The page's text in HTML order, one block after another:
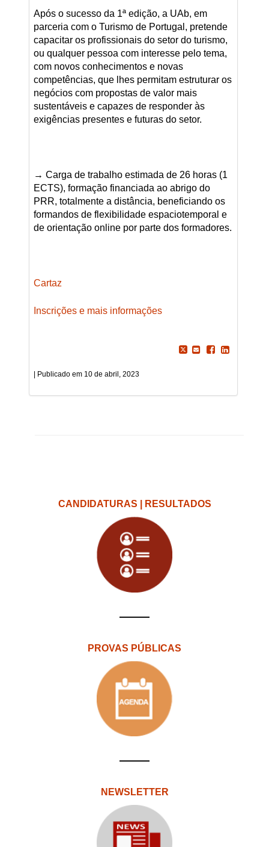
Após o sucesso da 1ª edição, a UAb, em
parceria com o Turismo de Portugal, pretende
capacitar os profissionais do setor do turismo,
ou qualquer pessoa com interesse pelo tema,
com novos conhecimentos e novas
competências, que lhes permitam estruturar os
negócios com propostas de valor mais
sustentáveis e capazes de responder às
exigências presentes e futuras do setor.
→ Carga de trabalho estimada de 26 horas (1
ECTS), formação financiada ao abrigo do
PRR, totalmente a distância, beneficiando os
formandos de flexibilidade espaciotemporal e
de orientação online por parte dos formadores.
Cartaz
Inscrições e mais informações
10 de abril, 2023
CANDIDATURAS | RESULTADOS
PROVAS PÚBLICAS
NEWSLETTER